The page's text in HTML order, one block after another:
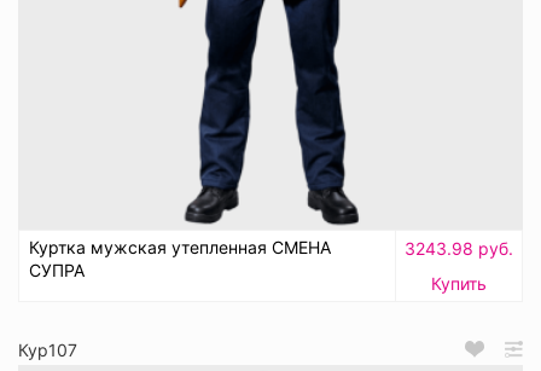
Куртка мужская утепленная СМЕНА
СУПРА
3243.98 руб.
Купить
Кур107